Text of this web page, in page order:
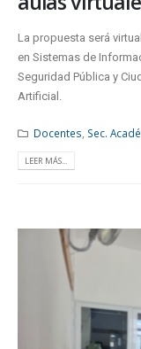
La propuesta será
en Sistemas de
Seguridad Pública y
Artificial.
Docentes Sec.
LEER MÁS...